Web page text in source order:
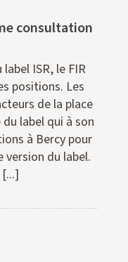
consultation
ISR, le FIR
positions. Les
de la place
label qui à son
à Bercy pour
du label.